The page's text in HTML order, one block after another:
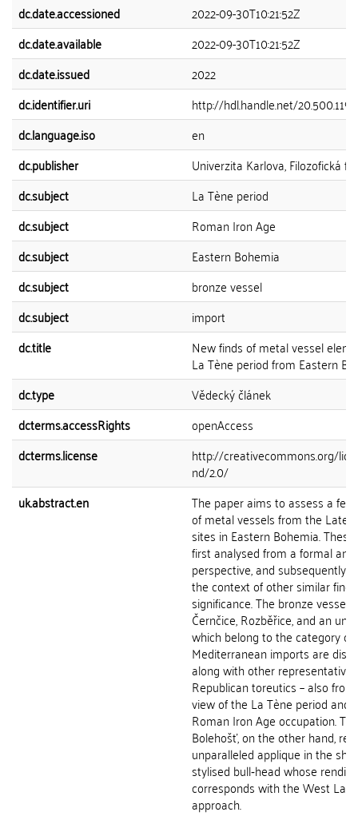
dc.date.accessioned
2022-09-30T10:21:52Z
dc.date.available
2022-09-30T10:21:52Z
dc.date.issued
2022
dc.identifier.uri
http://hdl.handle.net/
dc.language.iso
en
dc.publisher
Univerzita Karlova, Filozofická
dc.subject
La Tène period
dc.subject
Roman Iron Age
dc.subject
Eastern Bohemia
dc.subject
bronze vessel
dc.subject
import
dc.title
New finds of metal vessel
La Tène period from Eastern
dc.type
Vědecký článek
dcterms.accessRights
openAccess
dcterms.license
http://creativecommons.org/
nd/2.0/
uk.abstract.en
The paper aims to assess a
of metal vessels from the Late
sites in Eastern Bohemia.
first analysed from a formal
perspective, and subsequently
the context of other similar
significance. The bronze vessel
Černčice, Rozběřice, and an
which belong to the category of
Mediterranean imports are
along with other
Republican toreutics – also
view of the La Tène period and
Roman Iron Age occupation.
Bolehošť, on the other hand,
unparalleled applique in the
stylised bull‑head whose
corresponds with the West La
approach.